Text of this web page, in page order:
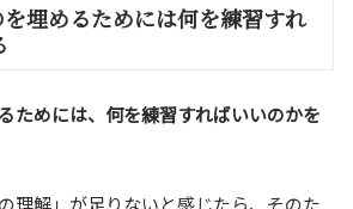
埋めるためには何を練習すれ
ためには、何を練習すればいいのかを
理解」が足りないと感じたら、そのた